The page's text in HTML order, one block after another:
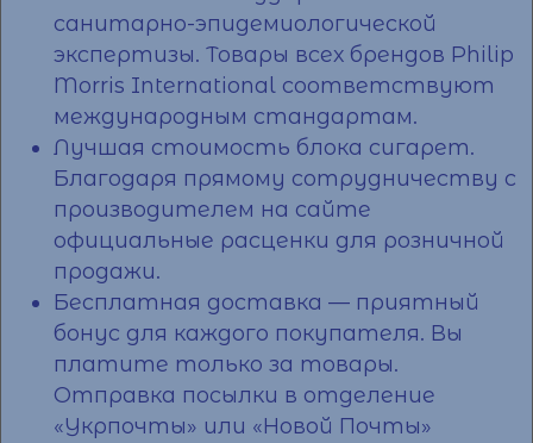
санитарно-эпидемиологической
экспертизы. Товары всех брендов Philip
Morris International соответствуют
международным стандартам.
Лучшая стоимость блока сигарет.
Благодаря прямому сотрудничеству с
производителем на сайте
официальные расценки для розничной
продажи.
Бесплатная доставка — приятный
бонус для каждого покупателя. Вы
платите только за товары.
Отправка посылки в отделение
«Укрпочты» или «Новой Почты»